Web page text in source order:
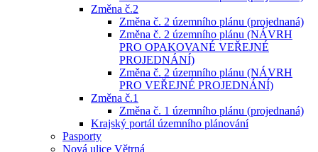
Změna č.2
Změna č. 2 územního plánu (projednaná)
Změna č. 2 územního plánu (NÁVRH
PRO OPAKOVANÉ VEŘEJNÉ
PROJEDNÁNÍ)
Změna č. 2 územního plánu (NÁVRH
PRO VEŘEJNÉ PROJEDNÁNÍ)
Změna č.1
Změna č. 1 územního plánu (projednaná)
Krajský portál územního plánování
Pasporty
Nová ulice Větrná